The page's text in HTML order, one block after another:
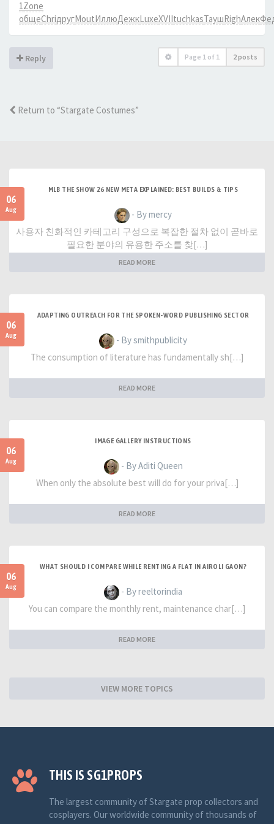
1Zone
общеChriдругMoutИллюДежкLuxeXVIItuchkasТаушRighАлек
Reply Page 1 of 1 2 posts
Return to “Stargate Costumes”
06
Aug
MLB THE SHOW 26 NEW META EXPLAINED: BEST BUILDS & TIPS
- By mercy
사용자 친화적인 카테고리 구성으로 복잡한 절차 없이 곧바로
필요한 분야의 유용한 주소를 찾[…]
READ MORE
06
Aug
ADAPTING OUTREACH FOR THE SPOKEN-WORD PUBLISHING SECTOR
- By smithpublicity
The consumption of literature has fundamentally sh[…]
READ MORE
06
Aug
IMAGE GALLERY INSTRUCTIONS
- By Aditi Queen
When only the absolute best will do for your priva[…]
READ MORE
06
Aug
WHAT SHOULD I COMPARE WHILE RENTING A FLAT IN AIROLI GAON?
- By reeltorindia
You can compare the monthly rent, maintenance char[…]
READ MORE
VIEW MORE TOPICS
THIS IS SG1PROPS
The largest community of Stargate prop collectors and
cosplayers. Our worldwide community of thousands of